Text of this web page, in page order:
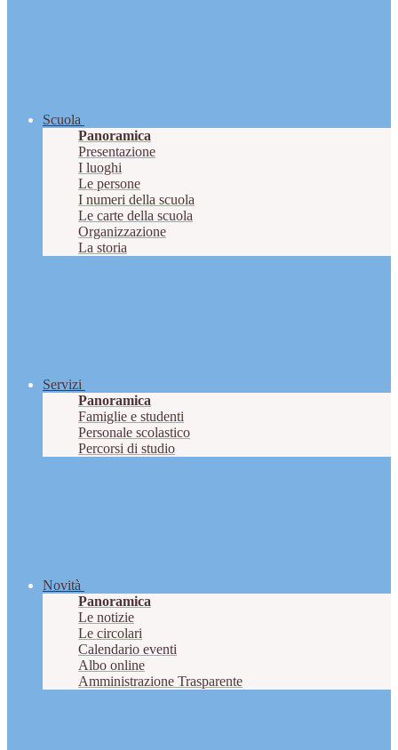
Scuola
Panoramica
Presentazione
I luoghi
Le persone
I numeri della scuola
Le carte della scuola
Organizzazione
La storia
Servizi
Panoramica
Famiglie e studenti
Personale scolastico
Percorsi di studio
Novità
Panoramica
Le notizie
Le circolari
Calendario eventi
Albo online
Amministrazione Trasparente